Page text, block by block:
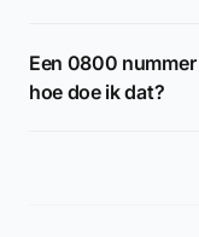
Een 0800
hoe doe ik dat?